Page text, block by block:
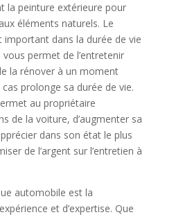
la peinture extérieure pour
éléments naturels. Le
important dans la durée de vie
permet de l’entretenir
la rénover à un moment
prolonge sa durée de vie.
au propriétaire
de la voiture, d’augmenter sa
dans son état le plus
de l’argent sur l’entretien à
automobile est la
et d’expertise. Que